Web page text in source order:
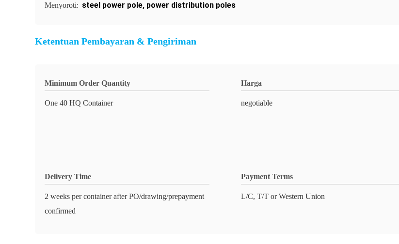
Menyoroti: steel power pole, power distribution poles
Ketentuan Pembayaran & Pengiriman
Minimum Order Quantity
One 40 HQ Container
Harga
negotiable
Delivery Time
2 weeks per container after PO/drawing/prepayment
confirmed
Payment Terms
L/C, T/T or Western Union